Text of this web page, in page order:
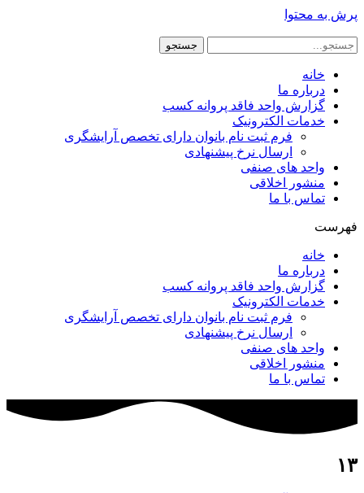
پرش به محتوا
جستجو
خانه
درباره ما
گزارش واحد فاقد پروانه کسب
خدمات الکترونیک
فرم ثبت نام بانوان دارای تخصص آرایشگری
ارسال نرخ پیشنهادی
واحد های صنفی
منشور اخلاقی
تماس با ما
فهرست
خانه
درباره ما
گزارش واحد فاقد پروانه کسب
خدمات الکترونیک
فرم ثبت نام بانوان دارای تخصص آرایشگری
ارسال نرخ پیشنهادی
واحد های صنفی
منشور اخلاقی
تماس با ما
۱۳